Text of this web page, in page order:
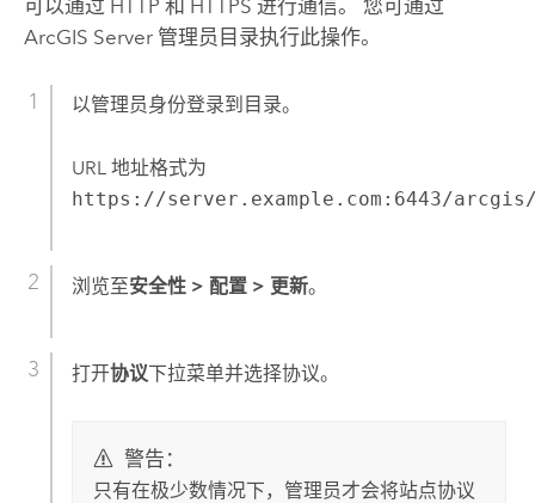
可以通过 HTTP 和 HTTPS 进行通信。 您可通过
ArcGIS Server管理员目录执行此操作。
以管理员身份登录到目录。
URL 地址格式为
https://server.example.com:6443/arcgis/
浏览至安全性 > 配置 > 更新。
打开协议下拉菜单并选择协议。
警告：
只有在极少数情况下，管理员才会将站点协议